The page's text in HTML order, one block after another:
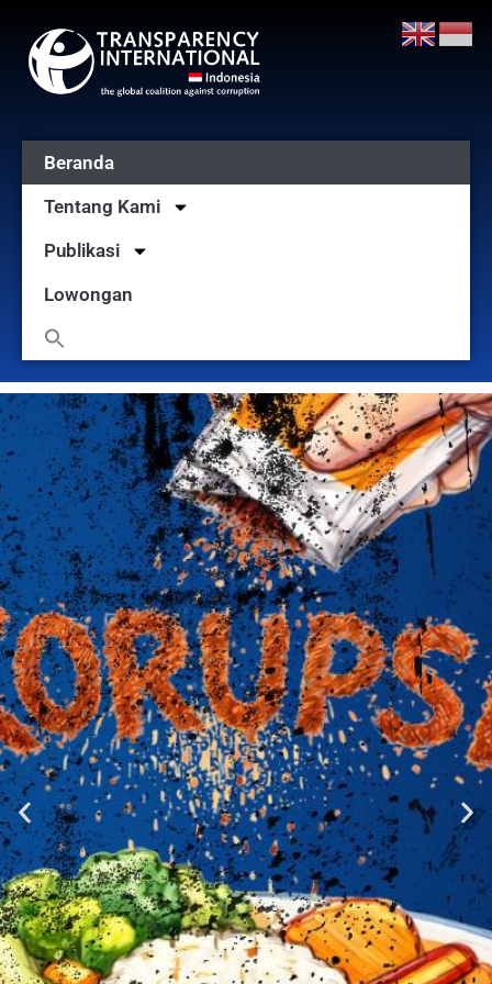
Beranda
Tentang Kami
Publikasi
Lowongan